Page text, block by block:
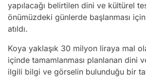
yapılacağı belirtilen dini ve kültürel
önümüzdeki günlerde başlanması
atıldı.
Koya yaklaşık 30 milyon liraya mal
içinde tamamlanması planlanan dini
ilgili bilgi ve görselin bulunduğu bir